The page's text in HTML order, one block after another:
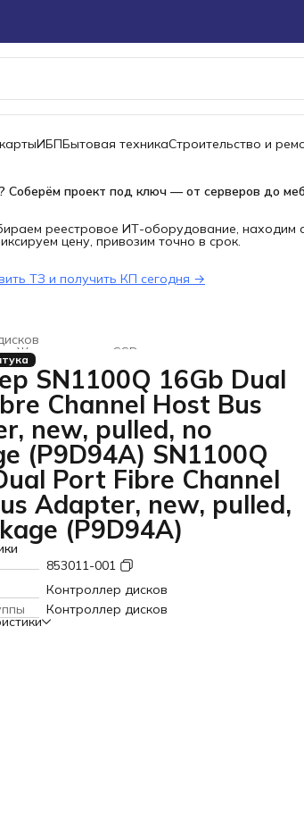
ИБПБытовая техникаСтроительство и
Соберём проект под ключ — от серверов до
реестровое ИТ-оборудование, находим
цену, привозим точно в срок.
ТЗ и получить КП сегодня →
Жесткие диски, SSD и сетевые накопители
›
SN1100Q 16Gb Dual
Channel Host Bus
new, pulled, no
(P9D94A) SN1100Q
Port Fibre Channel
Adapter, new, pulled,
(P9D94A)
853011-001
Контроллер дисков
Контроллер дисков